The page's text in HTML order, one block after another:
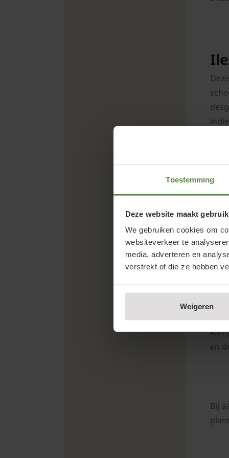
Toestemming
Deze website maakt
We gebruiken cookies om
websiteverkeer te
media, adverteren en
verstrekt of die ze hebben
Weigeren
die
een
De
kan
en
Bij